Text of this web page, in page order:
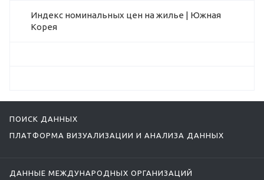
Индекс номинальных цен на жилье | Южная
Корея
ПОИСК ДАННЫХ
ПЛАТФОРМА ВИЗУАЛИЗАЦИИ И АНАЛИЗА ДАННЫХ
ДАННЫЕ МЕЖДУНАРОДНЫХ ОРГАНИЗАЦИЙ